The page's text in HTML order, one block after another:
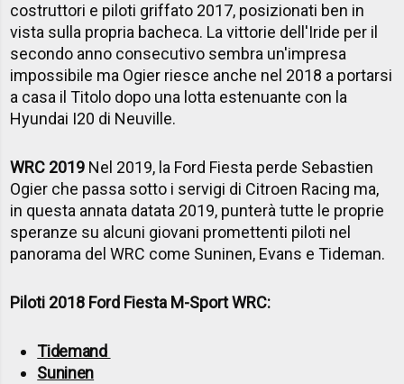
costruttori e piloti griffato 2017, posizionati ben in
vista sulla propria bacheca. La vittorie dell'Iride per il
secondo anno consecutivo sembra un'impresa
impossibile ma Ogier riesce anche nel 2018 a portarsi
a casa il Titolo dopo una lotta estenuante con la
Hyundai I20 di Neuville.
WRC 2019 Nel 2019, la Ford Fiesta perde Sebastien
Ogier che passa sotto i servigi di Citroen Racing ma,
in questa annata datata 2019, punterà tutte le proprie
speranze su alcuni giovani promettenti piloti nel
panorama del WRC come Suninen, Evans e Tideman.
Piloti 2018 Ford Fiesta M-Sport WRC:
Tidemand
Suninen